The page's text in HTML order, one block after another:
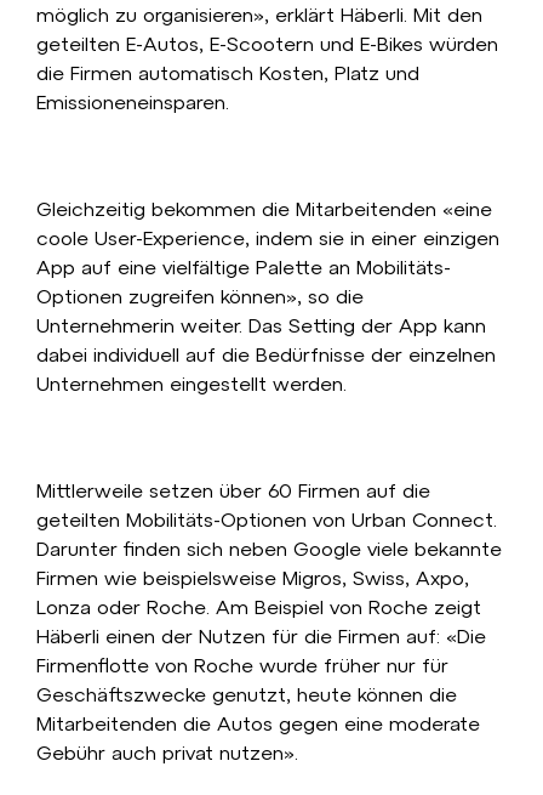
möglich zu organisieren», erklärt Häberli. Mit den
geteilten E-Autos, E-Scootern und E-Bikes würden
die Firmen automatisch Kosten, Platz und
Emissioneneinsparen.
Gleichzeitig bekommen die Mitarbeitenden «eine
coole User-Experience, indem sie in einer einzigen
App auf eine vielfältige Palette an Mobilitäts-
Optionen zugreifen können», so die
Unternehmerin weiter. Das Setting der App kann
dabei individuell auf die Bedürfnisse der einzelnen
Unternehmen eingestellt werden.
Mittlerweile setzen über 60 Firmen auf die
geteilten Mobilitäts-Optionen von Urban Connect.
Darunter finden sich neben Google viele bekannte
Firmen wie beispielsweise Migros, Swiss, Axpo,
Lonza oder Roche. Am Beispiel von Roche zeigt
Häberli einen der Nutzen für die Firmen auf: «Die
Firmenflotte von Roche wurde früher nur für
Geschäftszwecke genutzt, heute können die
Mitarbeitenden die Autos gegen eine moderate
Gebühr auch privat nutzen».